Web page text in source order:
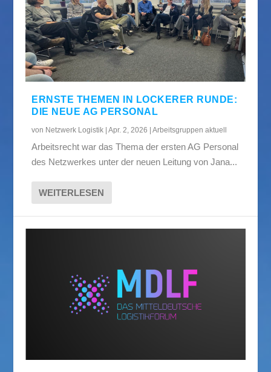
ERNSTE THEMEN IN LOCKERER RUNDE:
DIE NEUE AG PERSONAL
von Netzwerk Logistik |Apr. 2, 2026 |Arbeitsgruppen aktuell
Arbeitsrecht war das Thema der ersten AG Personal
des Netzwerkes unter der neuen Leitung von Jana...
WEITERLESEN